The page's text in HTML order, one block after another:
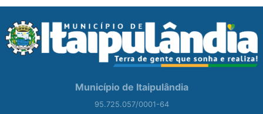
Município de Itaipulândia
95.725.057/0001-64